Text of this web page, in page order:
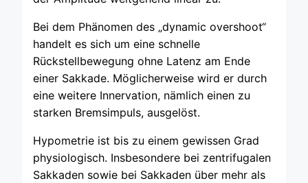
Bei dem Phänomen des „dynamic overshoot“
handelt es sich um eine schnelle
Rückstellbewegung ohne Latenz am Ende
einer Sakkade. Möglicherweise wird er durch
eine weitere Innervation, nämlich einen zu
starken Bremsimpuls, ausgelöst.
Hypometrie ist bis zu einem gewissen Grad
physiologisch. Insbesondere bei zentrifugalen
Sakkaden sowie bei Sakkaden über mehr als